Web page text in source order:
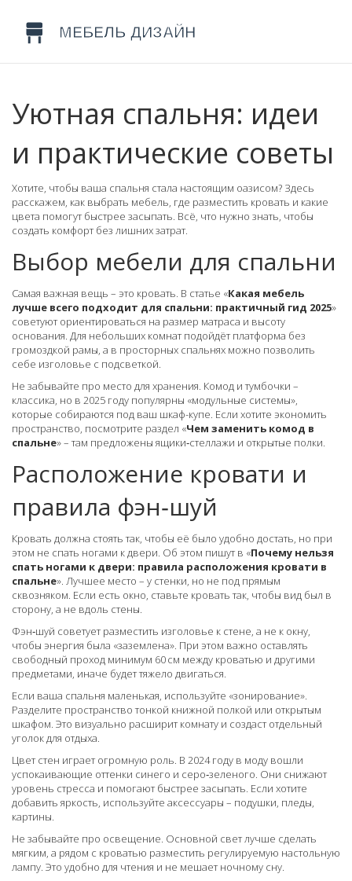
Уютная спальня: идеи
и практические советы
Хотите, чтобы ваша спальня стала настоящим оазисом? Здесь
расскажем, как выбрать мебель, где разместить кровать и какие
цвета помогут быстрее засыпать. Всё, что нужно знать, чтобы
создать комфорт без лишних затрат.
Выбор мебели для спальни
Самая важная вещь – это кровать. В статье «Какая мебель
лучше всего подходит для спальни: практичный гид 2025»
советуют ориентироваться на размер матраса и высоту
основания. Для небольших комнат подойдёт платформа без
громоздкой рамы, а в просторных спальнях можно позволить
себе изголовье с подсветкой.
Не забывайте про место для хранения. Комод и тумбочки –
классика, но в 2025 году популярны «модульные системы»,
которые собираются под ваш шкаф-купе. Если хотите экономить
пространство, посмотрите раздел «Чем заменить комод в
спальне» – там предложены ящики‑стеллажи и открытые полки.
Расположение кровати и
правила фэн‑шуй
Кровать должна стоять так, чтобы её было удобно достать, но при
этом не спать ногами к двери. Об этом пишут в «Почему нельзя
спать ногами к двери: правила расположения кровати в
спальне». Лучшее место – у стенки, но не под прямым
сквозняком. Если есть окно, ставьте кровать так, чтобы вид был в
сторону, а не вдоль стены.
Фэн‑шуй советует разместить изголовье к стене, а не к окну,
чтобы энергия была «заземлена». При этом важно оставлять
свободный проход минимум 60 см между кроватью и другими
предметами, иначе будет тяжело двигаться.
Если ваша спальня маленькая, используйте «зонирование».
Разделите пространство тонкой книжной полкой или открытым
шкафом. Это визуально расширит комнату и создаст отдельный
уголок для отдыха.
Цвет стен играет огромную роль. В 2024 году в моду вошли
успокаивающие оттенки синего и серо‑зеленого. Они снижают
уровень стресса и помогают быстрее засыпать. Если хотите
добавить яркость, используйте аксессуары – подушки, пледы,
картины.
Не забывайте про освещение. Основной свет лучше сделать
мягким, а рядом с кроватью разместить регулируемую настольную
лампу. Это удобно для чтения и не мешает ночному сну.